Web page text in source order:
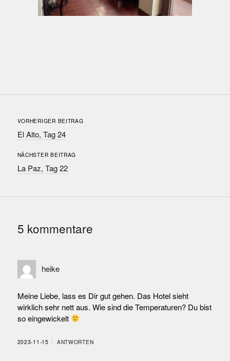
VORHERIGER BEITRAG
El Alto, Tag 24
NÄCHSTER BEITRAG
La Paz, Tag 22
5 kommentare
heike
Meine Liebe, lass es Dir gut gehen. Das Hotel sieht
wirklich sehr nett aus. Wie sind die Temperaturen? Du bist
so eingewickelt
2023-11-15 ANTWORTEN